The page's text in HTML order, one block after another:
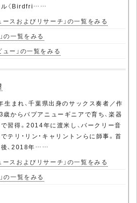
ル〈Birdfri……
ースおよびリサーチ」の一覧をみる
の一覧をみる
ュー」の一覧をみる
生まれ、千葉県出身のサックス奏者／作
歳からパプアニューギニアで育ち、楽器
習得。2014年に渡米し、バークリー音
テリ・リン・キャリントンらに師事。首
後、2018年……
ースおよびリサーチ」の一覧をみる
の一覧をみる